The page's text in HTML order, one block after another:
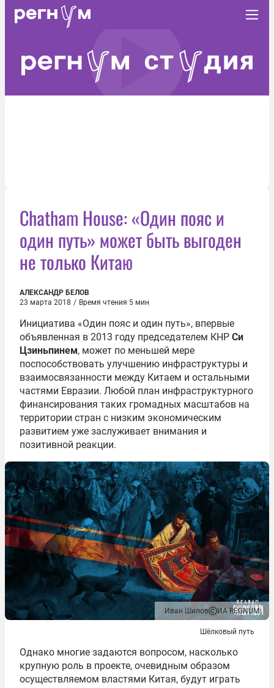
Chatham House: «Один пояс и
один путь» может быть выгоден
не только Китаю
АЛЕКСАНДР БЕЛОВ
23 марта 2018 / Время чтения 5 мин
Инициатива «Один пояс и один путь», впервые
объявленная в 2013 году председателем КНР Си
Цзиньпинем, может по меньшей мере
поспособствовать улучшению инфраструктуры и
взаимосвязанности между Китаем и остальными
частями Евразии. Любой план инфраструктурного
финансирования таких громадных масштабов на
территории стран с низким экономическим
развитием уже заслуживает внимания и
позитивной реакции.
Иван Шилов ИА REGNUM
Шёлковый путь
Однако многие задаются вопросом, насколько
крупную роль в проекте, очевидным образом
осуществляемом властями Китая, будут играть